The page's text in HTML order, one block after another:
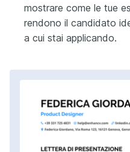
mostrare come le tue
rendono il candidato
a cui stai applicando.